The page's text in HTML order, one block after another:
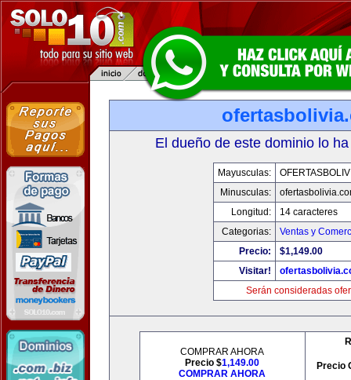
El dueño de este dominio lo
Mayusculas:
Minusculas:
Longitud:
14 caracteres
Categorias:
Ventas y
Precio:
$1,149.00
Visitar!
Serán consideradas
COMPRAR AHORA
Precio $1,149.00
COMPRAR AHORA
Precio